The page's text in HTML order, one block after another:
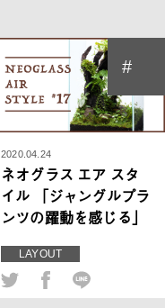
#
2020.04.24
ネオグラス エア スタ
イル 「ジャングルプラ
ンツの躍動を感じる」
LAYOUT